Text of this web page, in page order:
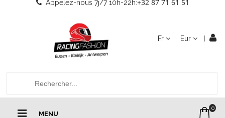
Appelez-nous 7j/7 10h-22h:+32 87 71 61 51
Fr Eur
MENU
0